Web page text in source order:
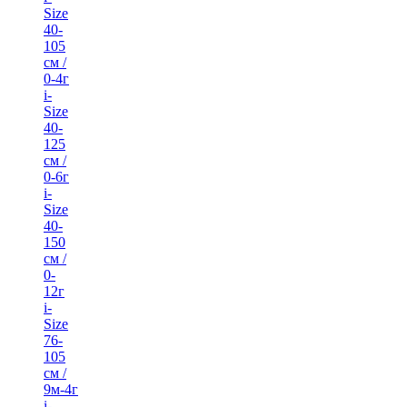
Size
40-
105
см /
0-4г
i-
Size
40-
125
см /
0-6г
i-
Size
40-
150
см /
0-
12г
i-
Size
76-
105
см /
9м-4г